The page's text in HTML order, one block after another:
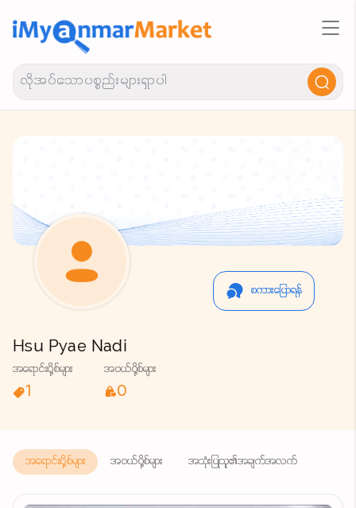
Hsu Pyae Nadi
အရောင်းပို့စ်များ
1
အဝယ်ပို့စ်များ
0
စကားပြောရန်
အရောင်းပို့စ်များ အဝယ်ပို့စ်များ အသုံးပြုသူ၏အချက်အလက်